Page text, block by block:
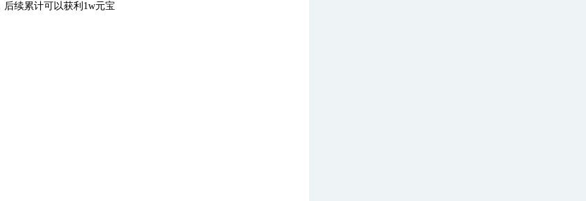
续累计可以获利1w元宝